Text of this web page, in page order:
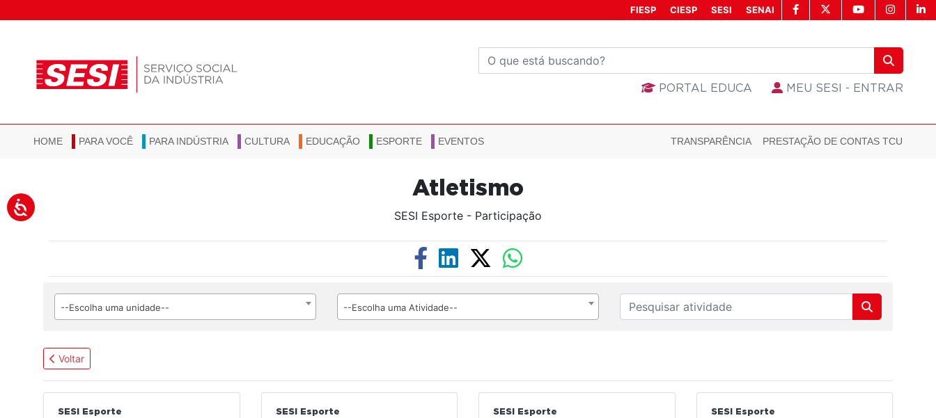
FIESP CIESP SESI SENAI
PORTAL EDUCA MEU SESI - ENTRAR
HOME PARA VOCÊ PARA INDÚSTRIA CULTURA EDUCAÇÃO ESPORTE EVENTOS TRANSPARÊNCIA PRESTAÇÃO DE CONTAS TCU
Atletismo
SESI Esporte - Participação
--Escolha uma unidade-- --Escolha uma Atividade--
Voltar
SESI Esporte SESI Esporte SESI Esporte SESI Esporte